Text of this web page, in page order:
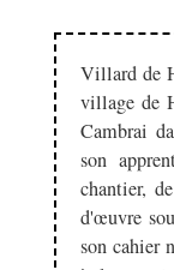
Villard de
village de
Cambrai
son
chantier,
d'œuvre
son cahier